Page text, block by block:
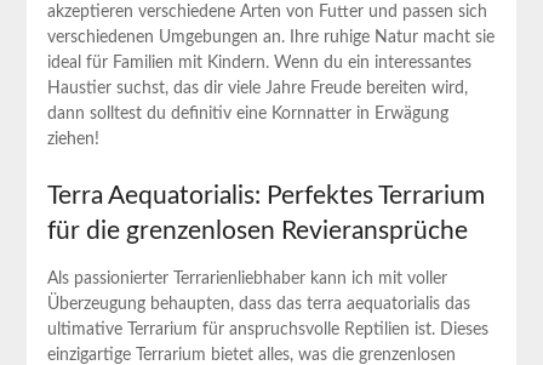
akzeptieren verschiedene Arten von Futter und passen sich
verschiedenen Umgebungen an. Ihre ruhige Natur macht sie
ideal für Familien mit Kindern. Wenn du ein interessantes
Haustier suchst, das dir viele Jahre Freude bereiten wird,
dann solltest du definitiv eine Kornnatter in Erwägung
ziehen!
Terra Aequatorialis: Perfektes Terrarium
für die grenzenlosen Revieransprüche
Als passionierter Terrarienliebhaber kann ich mit voller
Überzeugung behaupten, dass das terra aequatorialis das
ultimative Terrarium für anspruchsvolle Reptilien ist. Dieses
einzigartige Terrarium bietet alles, was die grenzenlosen